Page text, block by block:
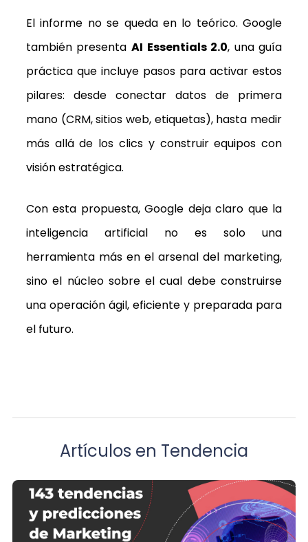
El informe no se queda en lo teórico. Google
también presenta AI Essentials 2.0, una guía
práctica que incluye pasos para activar estos
pilares: desde conectar datos de primera
mano (CRM, sitios web, etiquetas), hasta medir
más allá de los clics y construir equipos con
visión estratégica.
Con esta propuesta, Google deja claro que la
inteligencia artificial no es solo una
herramienta más en el arsenal del marketing,
sino el núcleo sobre el cual debe construirse
una operación ágil, eficiente y preparada para
el futuro.
Artículos en Tendencia